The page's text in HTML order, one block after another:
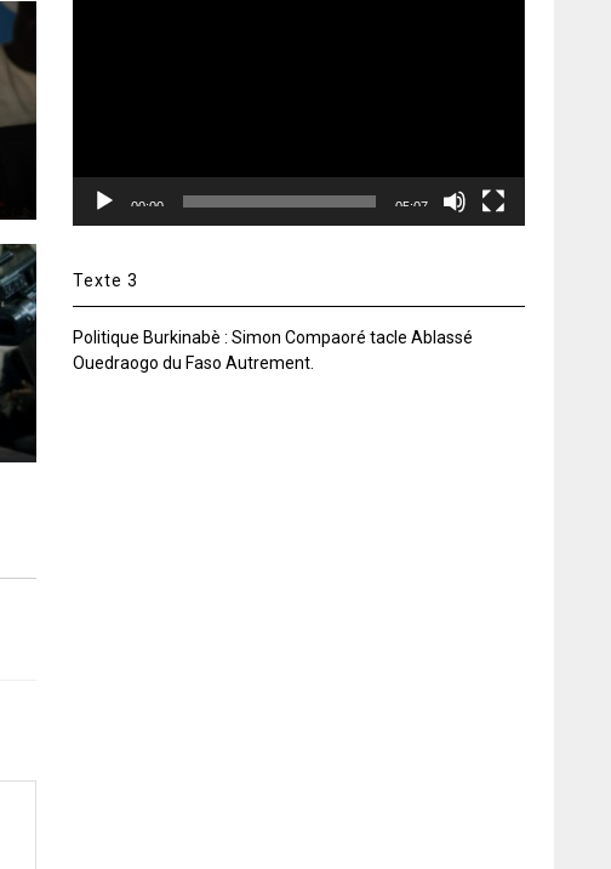
00:00 05:07
Texte 3
Politique Burkinabè : Simon Compaoré tacle Ablassé
Ouedraogo du Faso Autrement.